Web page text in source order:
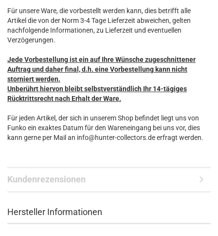
Für unsere Ware, die vorbestellt werden kann, dies betrifft alle
Artikel die von der Norm 3-4 Tage Lieferzeit abweichen, gelten
nachfolgende Informationen, zu Lieferzeit und eventuellen
Verzögerungen.
Jede Vorbestellung ist ein auf Ihre Wünsche zugeschnittener
Auftrag und daher final, d.h. eine Vorbestellung kann nicht
storniert werden.
Unberührt hiervon bleibt selbstverständlich Ihr 14-tägiges
Rücktrittsrecht nach Erhalt der Ware.
Für jeden Artikel, der sich in unserem Shop befindet liegt uns von
Funko ein exaktes Datum für den Wareneingang bei uns vor, dies
kann gerne per Mail an info@hunter-collectors.de erfragt werden.
Kundenrezensionen
Hersteller Informationen